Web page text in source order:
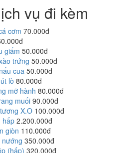
vụ đi kèm
cơm 70.000đ
giấm 50.000đ
trứng 50.000đ
cua 50.000đ
lò 80.000đ
mỡ hành 80.000đ
muối 90.000đ
X.O 100.000đ
hấp 2.200.000đ
giòn 110.000đ
nướng 350.000đ
(hấp) 320.000đ